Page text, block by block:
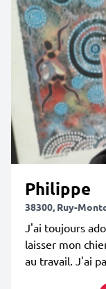
Philippe
38300, Ruy-
J'ai toujours
laisser mon
au travail. J'ai